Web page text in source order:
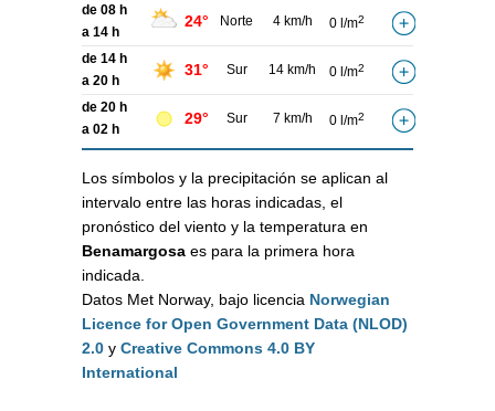
de 08 h
a 14 h
24° Norte 4 km/h 0 l/m2
de 14 h
a 20 h
31° Sur 14 km/h 0 l/m2
de 20 h
a 02 h
29° Sur 7 km/h 0 l/m2
Los símbolos y la precipitación se aplican al
intervalo entre las horas indicadas, el
pronóstico del viento y la temperatura en
Benamargosa es para la primera hora
indicada.
Datos Met Norway, bajo licencia Norwegian
Licence for Open Government Data (NLOD)
2.0 y Creative Commons 4.0 BY
International